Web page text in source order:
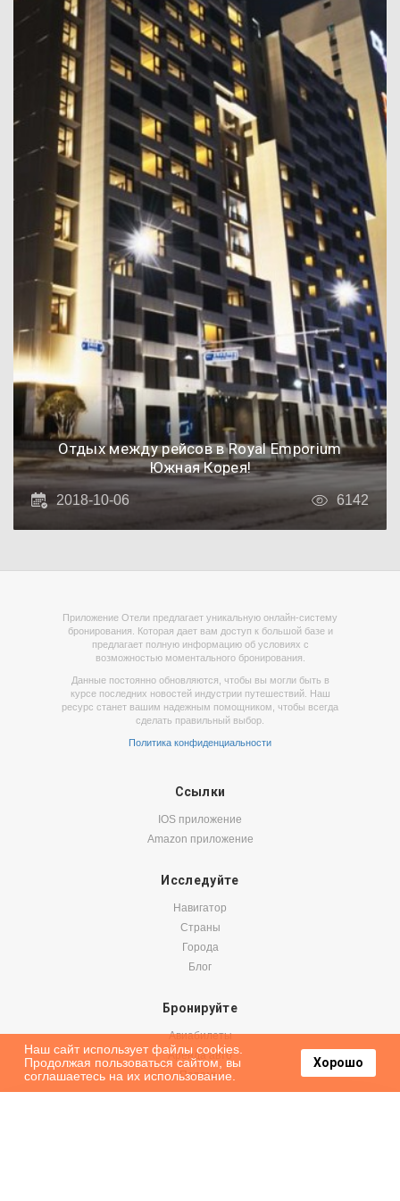
Отдых между рейсов в Royal Emporium
Южная Корея!
2018-10-06 6142
Приложение Отели предлагает уникальную онлайн-систему
бронирования. Которая дает вам доступ к большой базе и
предлагает полную информацию об условиях с
возможностью моментального бронирования.
Данные постоянно обновляются, чтобы вы могли быть в
курсе последних новостей индустрии путешествий. Наш
ресурс станет вашим надежным помощником, чтобы всегда
сделать правильный выбор.
Политика конфиденциальности
Ссылки
IOS приложение
Amazon приложение
Исследуйте
Навигатор
Страны
Города
Блог
Бронируйте
Авиабилеты
Аренда авто
Паромы
Наш сайт использует файлы cookies.
Продолжая пользоваться сайтом, вы
соглашаетесь на их использование.
Хорошо